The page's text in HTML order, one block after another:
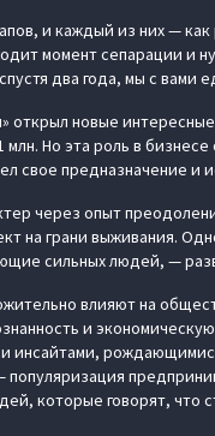
и каждый из них —
момент сепарации и
два года, мы с вами
открыл новые
Но эта роль в
свое предназначение и
через опыт
на грани выживания.
сильных людей, —
влияют на
и
которые говорят, что